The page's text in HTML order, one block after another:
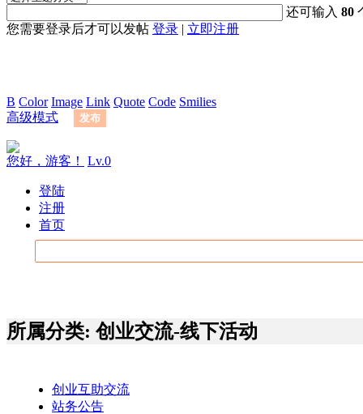
还可输入80
您需要登录后才可以发帖 登录 | 立即注册
B Color Image Link Quote Code Smilies
高级模式
发布
您好，游客！ Lv.0
登陆
注册
首页
所属分类: 创业交流-线下活动
创业互助交流
站务公告